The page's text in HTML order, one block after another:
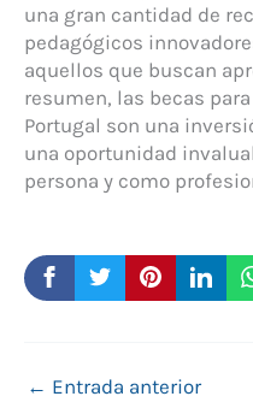
una gran cantidad de
pedagógicos
aquellos que buscan
resumen, las becas
Portugal son una
una oportunidad
persona y como
← Entrada anterior